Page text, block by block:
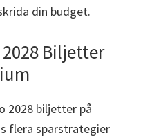
din budget.
Biljetter
2028 biljetter på
flera sparstrategier